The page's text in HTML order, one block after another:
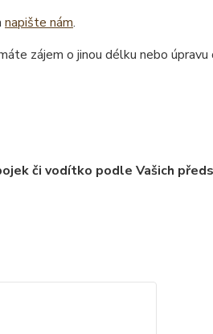
napište nám.
zájem o jinou délku nebo
či vodítko podle Vašich